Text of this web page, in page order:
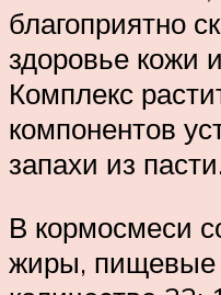
благоприятно
здоровье кожи
Комплекс
компонентов
запахи из
В кормосмеси
жиры, пищевые